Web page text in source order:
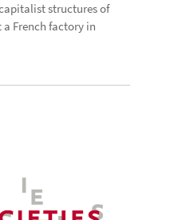
structures of
French factory in